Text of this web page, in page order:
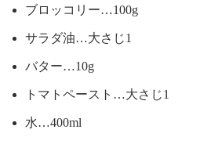
ブロッコリー…100g
サラダ油…大さじ1
バター…10g
トマトペースト…大さじ1
水…400ml